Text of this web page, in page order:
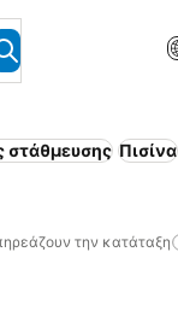
στάθμευσης Πισίνα
την κατάταξη
στα αγαπημένα